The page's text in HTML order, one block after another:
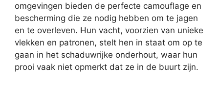
omgevingen bieden de perfecte camouflage en
bescherming die ze nodig hebben om te jagen
en te overleven. Hun vacht, voorzien van unieke
vlekken en patronen, stelt hen in staat om op te
gaan in het schaduwrijke onderhout, waar hun
prooi vaak niet opmerkt dat ze in de buurt zijn.